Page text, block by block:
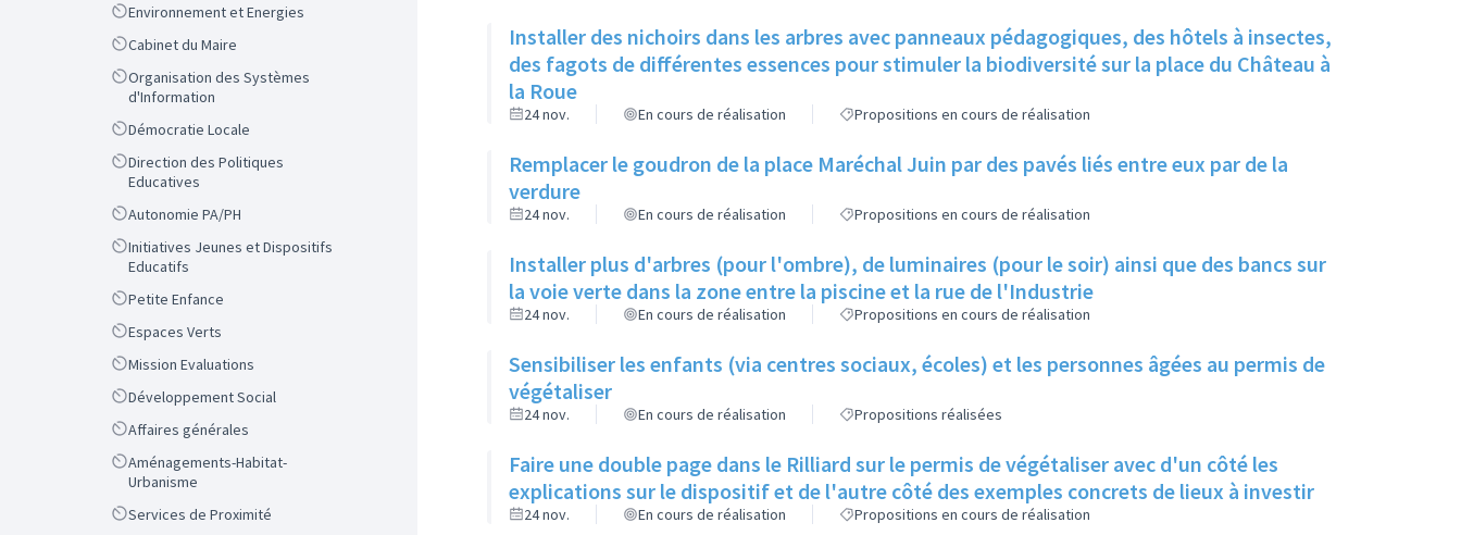
ScopeEnvironnement et Energies
ScopeCabinet du Maire
Scope
Organisation des Systèmes
d'Information
ScopeDémocratie Locale
Scope
Direction des Politiques
Educatives
ScopeAutonomie PA/PH
Scope
Initiatives Jeunes et Dispositifs
Educatifs
ScopePetite Enfance
ScopeEspaces Verts
ScopeMission Evaluations
ScopeDéveloppement Social
ScopeAffaires générales
Scope
Aménagements-Habitat-
Urbanisme
ScopeServices de Proximité
Installer des nichoirs dans les arbres avec panneaux pédagogiques, des hôtels à insectes,
des fagots de différentes essences pour stimuler la biodiversité sur la place du Château à
la Roue
24 nov. En cours de réalisation Propositions en cours de réalisation
Remplacer le goudron de la place Maréchal Juin par des pavés liés entre eux par de la
verdure
24 nov. En cours de réalisation Propositions en cours de réalisation
Installer plus d'arbres (pour l'ombre), de luminaires (pour le soir) ainsi que des bancs sur
la voie verte dans la zone entre la piscine et la rue de l'Industrie
24 nov. En cours de réalisation Propositions en cours de réalisation
Sensibiliser les enfants (via centres sociaux, écoles) et les personnes âgées au permis de
végétaliser
24 nov. En cours de réalisation Propositions réalisées
Faire une double page dans le Rilliard sur le permis de végétaliser avec d'un côté les
explications sur le dispositif et de l'autre côté des exemples concrets de lieux à investir
24 nov. En cours de réalisation Propositions en cours de réalisation